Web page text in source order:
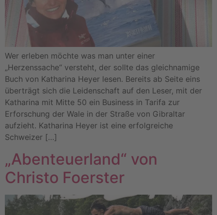
Wer erleben möchte was man unter einer
„Herzenssache“ versteht, der sollte das gleichnamige
Buch von Katharina Heyer lesen. Bereits ab Seite eins
überträgt sich die Leidenschaft auf den Leser, mit der
Katharina mit Mitte 50 ein Business in Tarifa zur
Erforschung der Wale in der Straße von Gibraltar
aufzieht. Katharina Heyer ist eine erfolgreiche
Schweizer […]
„Abenteuerland“ von
Christo Foerster